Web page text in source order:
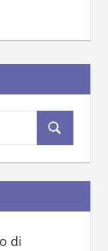
e
a
di